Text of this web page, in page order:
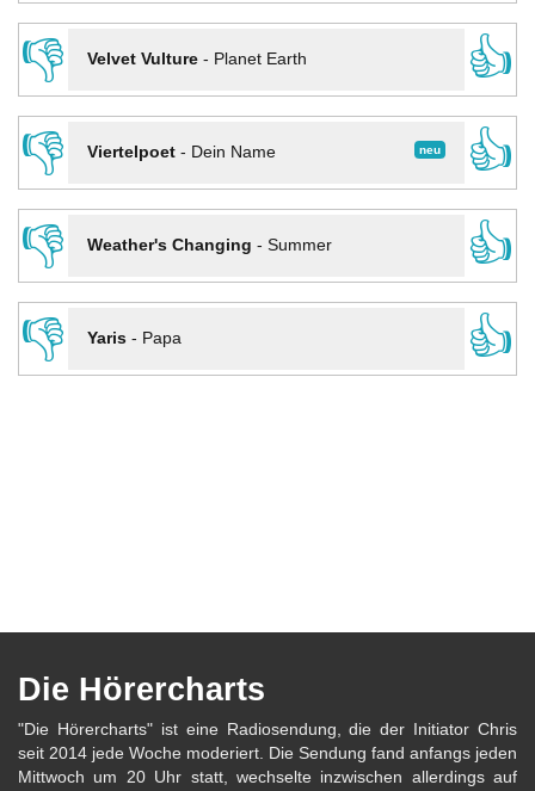
👎
Velvet Vulture- Planet Earth
👍
👎
neu
Viertelpoet- Dein Name
👍
👎
Weather's Changing - Summer
👍
👎
Yaris- Papa 👍
Die Hörercharts
"Die Hörercharts" ist eine Radiosendung, die der Initiator Chris
seit 2014 jede Woche moderiert. Die Sendung fand anfangs jeden
Mittwoch um 20 Uhr statt, wechselte inzwischen allerdings auf